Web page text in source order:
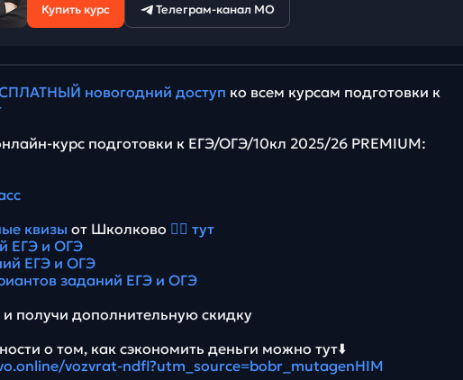
Купить курс Телеграм-канал МО
новогодний доступ ко всем курсам подготовки к
курс подготовки к ЕГЭ/ОГЭ/10кл 2025/26 PREMIUM:
квизы от Школково 👉🏻 тут
ЕГЭ и ОГЭ
ЕГЭ и ОГЭ
заданий ЕГЭ и ОГЭ
и получи дополнительную скидку
о том, как сэкономить деньги можно тут⬇️
vozvrat-ndfl?utm_source=bobr_mutagenHIM